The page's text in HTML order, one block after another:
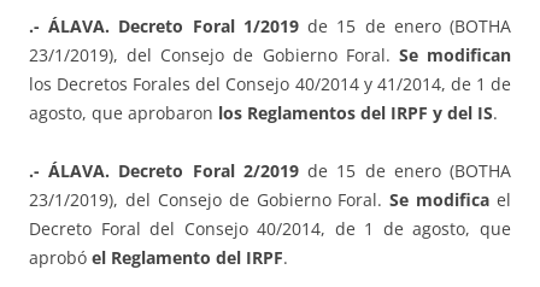
.- ÁLAVA. Decreto Foral 1/2019de 15 de enero (BOTHA
23/1/2019), del Consejo de Gobierno Foral. Se modifican
los Decretos Forales del Consejo 40/2014 y 41/2014, de 1 de
agosto, que aprobaron los Reglamentos del IRPF y del IS.
.- ÁLAVA. Decreto Foral 2/2019de 15 de enero (BOTHA
23/1/2019), del Consejo de Gobierno Foral.Se modifica el
Decreto Foral del Consejo 40/2014, de 1 de agosto, que
aprobó el Reglamento del IRPF.